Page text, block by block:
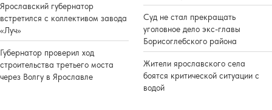
Ярославский губернатор
встретился с коллективом завода
«Луч»
Губернатор проверил ход
строительства третьего моста
через Волгу в Ярославле
Суд не стал прекращать
уголовное дело экс-главы
Борисоглебского района
Жители ярославского села
боятся критической ситуации с
водой